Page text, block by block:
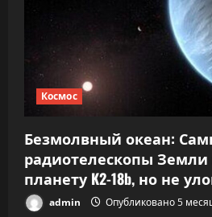
Космос
Безмолвный океан:
радиотелескопы
планету K2-18b, но не
admin Опубликовано 5